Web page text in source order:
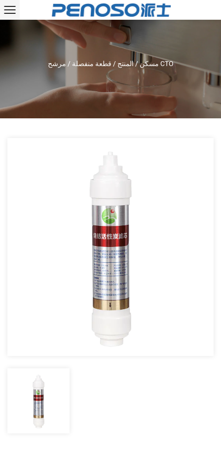
مسكن/المنتج / قطعة منفصلة / مرشح CTO